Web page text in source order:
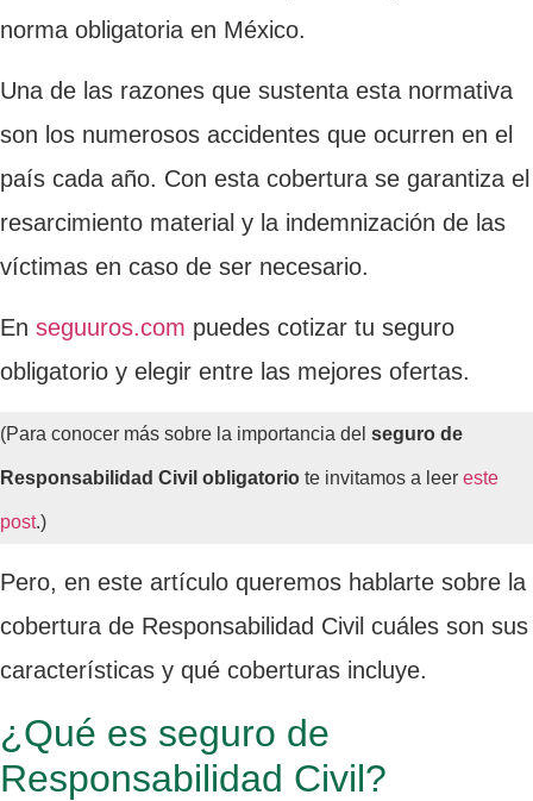
norma obligatoria en México.
Una de las razones que sustenta esta normativa
son los numerosos accidentes que ocurren en el
país cada año. Con esta cobertura se garantiza el
resarcimiento material y la indemnización de las
víctimas en caso de ser necesario.
En seguuros.com puedes cotizar tu seguro
obligatorio y elegir entre las mejores ofertas.
(Para conocer más sobre la importancia del seguro de
Responsabilidad Civil obligatorio te invitamos a leer este
post.)
Pero, en este artículo queremos hablarte sobre la
cobertura de Responsabilidad Civil cuáles son sus
características y qué coberturas incluye.
¿Qué es seguro de
Responsabilidad Civil?